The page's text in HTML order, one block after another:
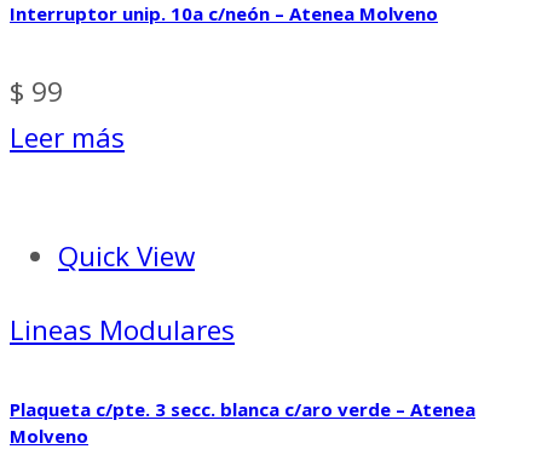
Interruptor unip. 10a c/neón – Atenea Molveno
$ 99
Leer más
Quick View
Lineas Modulares
Plaqueta c/pte. 3 secc. blanca c/aro verde – Atenea
Molveno